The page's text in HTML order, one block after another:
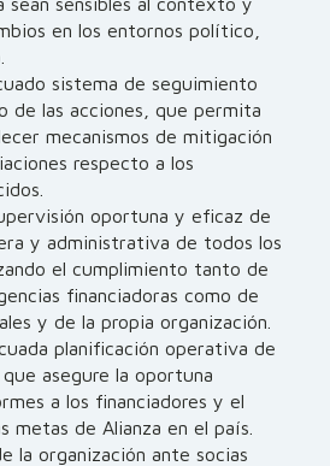
en los entornos político,
sistema de seguimiento
de las acciones, que permita
mecanismos de mitigación
respecto a los
oportuna y eficaz de
y administrativa de todos los
el cumplimiento tanto de
financiadoras como de
y de la propia organización.
planificación operativa de
asegure la oportuna
a los financiadores y el
metas de Alianza en el país.
la organización ante socias